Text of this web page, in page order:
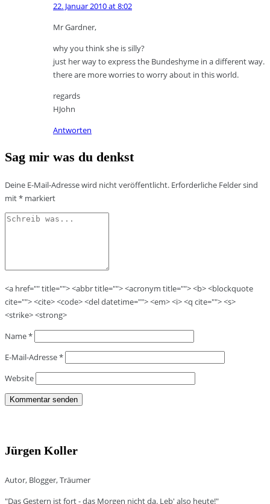
22. Januar 2010 at 8:02
Mr Gardner,
why you think she is silly?
just her way to express the Bundeshyme in a different way.
there are more worries to worry about in this world.
regards
HJohn
Antworten
Sag mir was du denkst
Deine E-Mail-Adresse wird nicht veröffentlicht. Erforderliche Felder sind
mit* markiert
<a href="" title=""> <abbr title=""> <acronym title=""> <b> <blockquote
cite=""> <cite> <code> <del datetime=""> <em> <i> <q cite=""> <s>
<strike> <strong>
Name*
E-Mail-Adresse*
Website
Jürgen Koller
Autor, Blogger, Träumer
"Das Gestern ist fort - das Morgen nicht da. Leb' also heute!"